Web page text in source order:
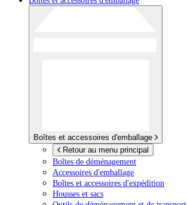
Boîtes et accessoires d'emballage
Retour au menu principal
Boîtes de déménagement
Accessoires d'emballage
Boîtes et accessoires d'expédition
Housses et sacs